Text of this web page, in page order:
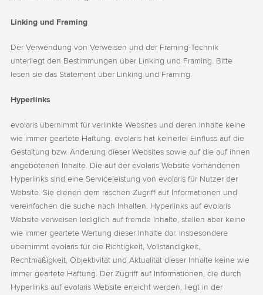
Linking und Framing
Der Verwendung von Verweisen und der Framing-Technik
unterliegt den Bestimmungen über Linking und Framing. Bitte
lesen sie das Statement über Linking und Framing.
Hyperlinks
evolaris übernimmt für verlinkte Websites und deren Inhalte keine
wie immer geartete Haftung. evolaris hat keinerlei Einfluss auf die
Gestaltung bzw. Änderung dieser Websites sowie auf die auf ihnen
angebotenen Inhalte. Die auf der evolaris Website vorhandenen
Hyperlinks sind eine Serviceleistung von evolaris für Nutzer der
Website. Sie dienen dem raschen Zugriff auf Informationen und
vereinfachen die suche nach Inhalten. Hyperlinks auf evolaris
Website verweisen lediglich auf fremde Inhalte, stellen aber keine
wie immer geartete Wertung dieser Inhalte dar. Insbesondere
übernimmt evolaris für die Richtigkeit, Vollständigkeit,
Rechtmäßigkeit, Objektivität und Aktualität dieser Inhalte keine wie
immer geartete Haftung. Der Zugriff auf Informationen, die durch
Hyperlinks auf evolaris Website erreicht werden, liegt in der